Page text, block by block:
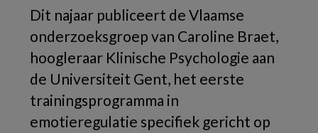
Dit najaar publiceert de Vlaamse
onderzoeksgroep van Caroline Braet,
hoogleraar Klinische Psychologie aan
de Universiteit Gent, het eerste
trainingsprogramma in
emotieregulatie specifiek gericht op